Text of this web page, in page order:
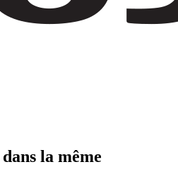
la même